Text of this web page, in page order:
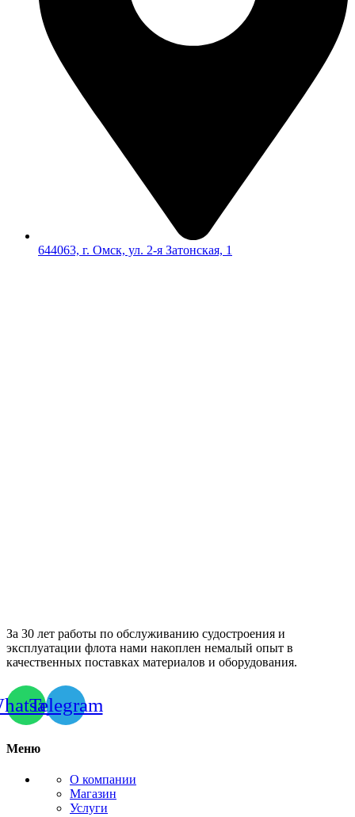
644063, г. Омск, ул. 2-я Затонская, 1
За 30 лет работы по обслуживанию судостроения и
эксплуатации флота нами накоплен немалый опыт в
качественных поставках материалов и оборудования.
Telegram
Меню
О компании
Магазин
Услуги